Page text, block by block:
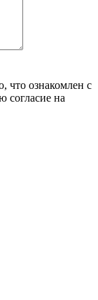
что ознакомлен с
согласие на